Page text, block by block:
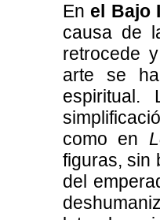
En el Bajo
causa de
retrocede
arte se
espiritual.
como en
figuras, sin
del